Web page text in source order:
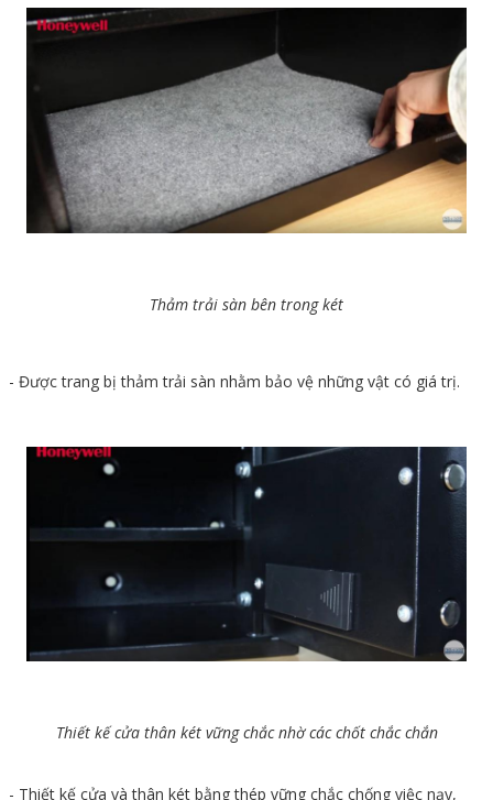
Thảm trải sàn bên trong két
- Được trang bị thảm trải sàn nhằm bảo vệ những vật có giá trị.
Thiết kế cửa thân két vững chắc nhờ các chốt chắc chắn
- Thiết kế cửa và thân két bằng thép vững chắc chống việc nạy,